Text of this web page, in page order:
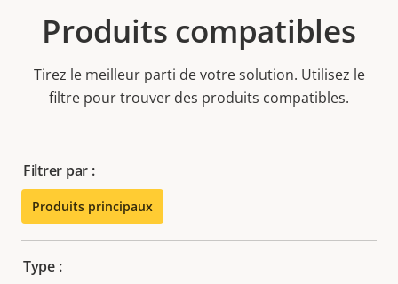
Produits compatibles
Tirez le meilleur parti de votre solution. Utilisez le
filtre pour trouver des produits compatibles.
Filtrer par :
Produits principaux
Type :